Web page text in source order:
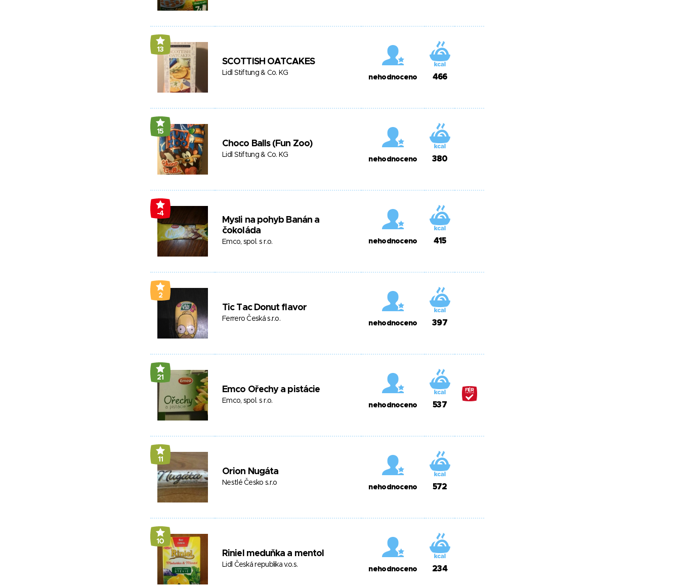
13
SCOTTISH OATCAKES
Lidl Stiftung & Co. KG
nehodnoceno 466
15
Choco Balls (Fun Zoo)
Lidl Stiftung & Co. KG
nehodnoceno 380
-4
Mysli na pohyb Banán a
čokoláda
Emco, spol. s r.o. nehodnoceno 415
2
Tic Tac Donut flavor
Ferrero Česká s.r.o.
nehodnoceno 397
21
Emco Ořechy a pistácie
Emco, spol. s r.o.
nehodnoceno 537
11
Orion Nugáta
Nestlé Česko s.r.o
nehodnoceno 572
10
Riniel meduňka a mentol
Lidl Česká republika v.o.s.
nehodnoceno 234